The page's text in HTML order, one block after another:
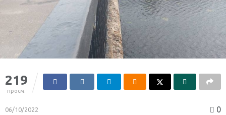
219
просм.
06/10/2022 0